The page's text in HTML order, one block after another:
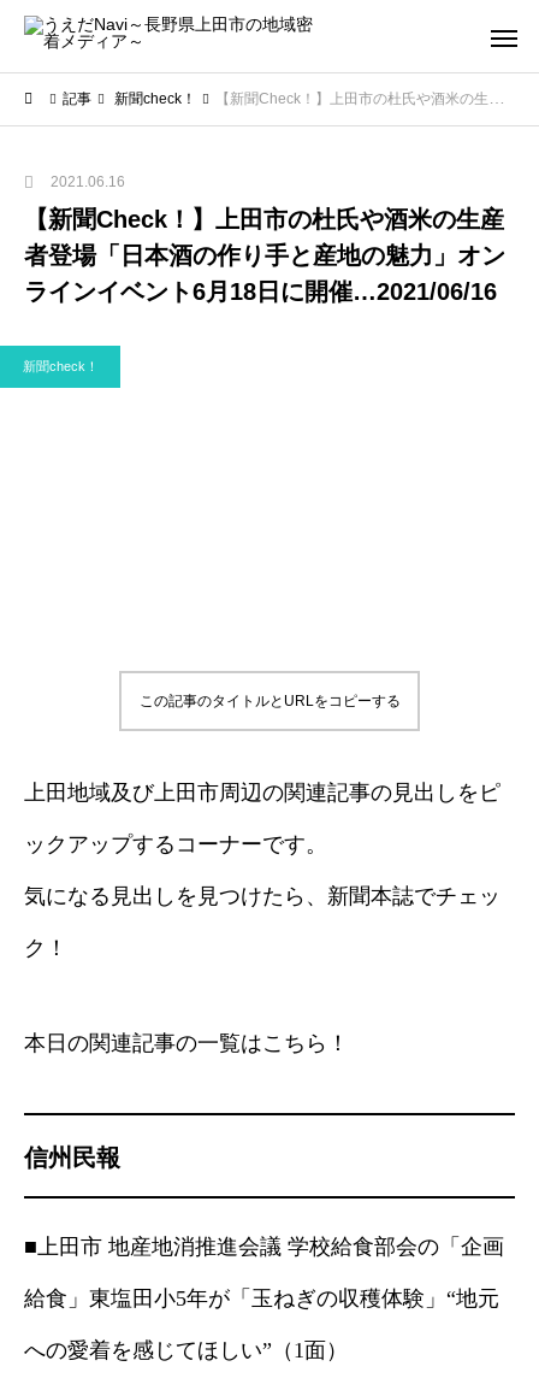
記事 新聞check！ 【新聞Check！】上田市の杜氏や酒米の生産者登場「日本酒の作り手と産地の魅力」オンラインイベント6月18日に開催…2021/06/16
2021.06.16
【新聞Check！】上田市の杜氏や酒米の生産
者登場「日本酒の作り手と産地の魅力」オン
ラインイベント6月18日に開催…2021/06/16
新聞check！
この記事のタイトルとURLをコピーする
上田地域及び上田市周辺の関連記事の見出しをピ
ックアップするコーナーです。
気になる見出しを見つけたら、新聞本誌でチェッ
ク！
本日の関連記事の一覧はこちら！
信州民報
■上田市 地産地消推進会議 学校給食部会の「企画
給食」東塩田小5年が「玉ねぎの収穫体験」“地元
への愛着を感じてほしい”（1面）